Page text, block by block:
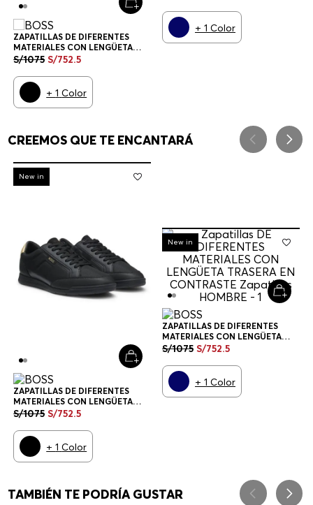
ZAPATILLAS DE DIFERENTES
MATERIALES CON LENGÜETA
TRASERA EN CONTRASTE
S/1075 S/752.5
+1 Color
+ 1 Color
CREEMOS QUE TE ENCANTARÁ
-30%
New in
ZAPATILLAS DE DIFERENTES
MATERIALES CON LENGÜETA
TRASERA EN CONTRASTE
S/1075 S/752.5
+1 Color
-30%
New in
ZAPATILLAS DE DIFERENTES
MATERIALES CON LENGÜETA
TRASERA EN CONTRASTE
S/1075 S/752.5
+ 1 Color
TAMBIÉN TE PODRÍA GUSTAR